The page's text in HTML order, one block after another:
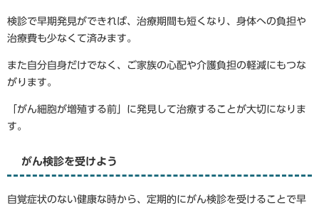
検診で早期発見ができれば、治療期間も短くなり、身体への負担や
治療費も少なくて済みます。
また自分自身だけでなく、ご家族の心配や介護負担の軽減にもつな
がります。
「がん細胞が増殖する前」に発見して治療することが大切になりま
す。
がん検診を受けよう
自覚症状のない健康な時から、定期的にがん検診を受けることで早